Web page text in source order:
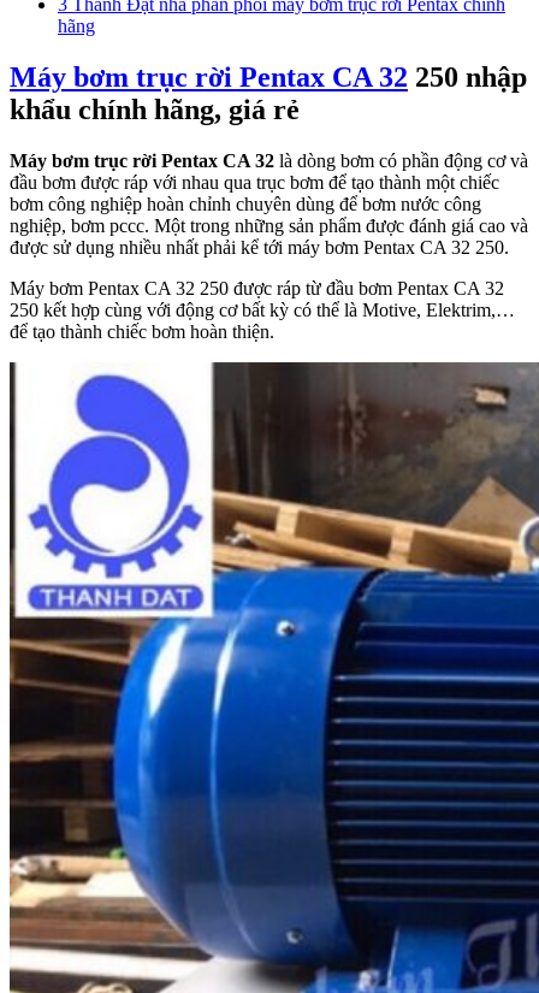
hãng
Máy bơm trục rời Pentax CA 32 250 nhập
khẩu chính hãng, giá rẻ
Máy bơm trục rời Pentax CA 32 là dòng bơm có phần động cơ và
đầu bơm được ráp với nhau qua trục bơm để tạo thành một chiếc
bơm công nghiệp hoàn chỉnh chuyên dùng để bơm nước công
nghiệp, bơm pccc. Một trong những sản phẩm được đánh giá cao và
được sử dụng nhiều nhất phải kể tới máy bơm Pentax CA 32 250.
Máy bơm Pentax CA 32 250 được ráp từ đầu bơm Pentax CA 32
250 kết hợp cùng với động cơ bất kỳ có thể là Motive, Elektrim,…
để tạo thành chiếc bơm hoàn thiện.